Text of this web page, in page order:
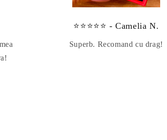
⭐⭐⭐⭐⭐ - Camelia N.
Superb. Recomand cu drag!